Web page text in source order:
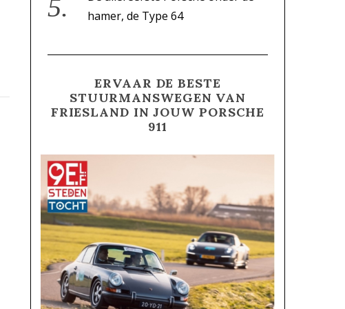
hamer, de Type 64
ERVAAR DE BESTE
STUURMANSWEGEN VAN
FRIESLAND IN JOUW PORSCHE
911